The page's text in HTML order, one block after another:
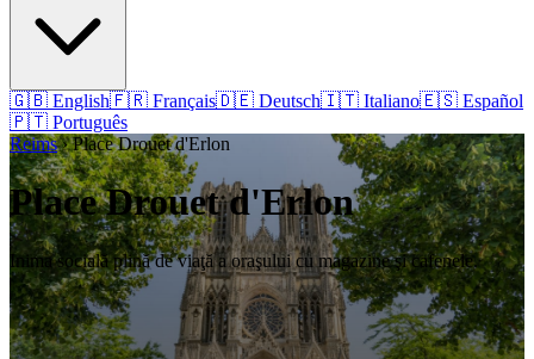
🇬🇧 English🇫🇷 Français🇩🇪 Deutsch🇮🇹 Italiano🇪🇸 Español
🇵🇹 Português
Reims› Place Drouet d'Erlon
Place Drouet d'Erlon
Inima socială plină de viaţă a oraşului cu magazine şi cafenele.